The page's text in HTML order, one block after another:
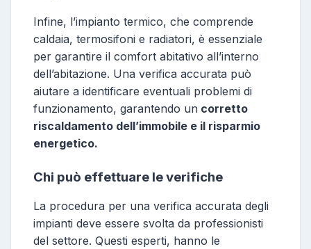
Infine, l’impianto termico, che comprende
caldaia, termosifoni e radiatori, è essenziale
per garantire il comfort abitativo all’interno
dell’abitazione. Una verifica accurata può
aiutare a identificare eventuali problemi di
funzionamento, garantendo un corretto
riscaldamento dell’immobile e il risparmio
energetico.
Chi può effettuare le verifiche
La procedura per una verifica accurata degli
impianti deve essere svolta da professionisti
del settore. Questi esperti, hanno le